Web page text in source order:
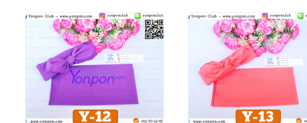
chosen
on
the
product
page
200.00฿
chosen
on
the
product
200.00฿